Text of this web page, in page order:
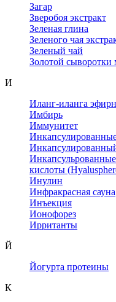
Загар
Зверобоя экстракт
Зеленая глина
Зеленого чая
Зеленый чай
Золотой сыворотки
И
Иланг-иланга
Имбирь
Иммунитет
кислоты
Инулин
Инфракрасная сауна
Инъекция
Ионофорез
Ирританты
Й
Йогурта протеины
К